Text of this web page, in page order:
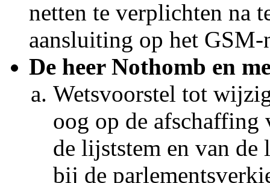
netten te verplichten na
aansluiting op het
De heer Nothomb en
Wetsvoorstel tot
oog op de
de lijststem en van
bij de